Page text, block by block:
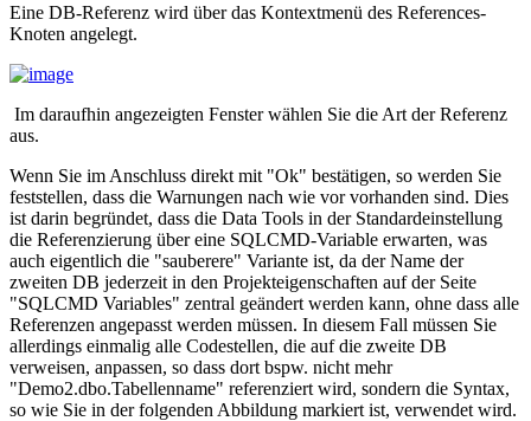
Eine DB-Referenz wird über das Kontextmenü des References-
Knoten angelegt.
Im daraufhin angezeigten Fenster wählen Sie die Art der Referenz
aus.
Wenn Sie im Anschluss direkt mit "Ok" bestätigen, so werden Sie
feststellen, dass die Warnungen nach wie vor vorhanden sind. Dies
ist darin begründet, dass die Data Tools in der Standardeinstellung
die Referenzierung über eine SQLCMD-Variable erwarten, was
auch eigentlich die "sauberere" Variante ist, da der Name der
zweiten DB jederzeit in den Projekteigenschaften auf der Seite
"SQLCMD Variables" zentral geändert werden kann, ohne dass alle
Referenzen angepasst werden müssen. In diesem Fall müssen Sie
allerdings einmalig alle Codestellen, die auf die zweite DB
verweisen, anpassen, so dass dort bspw. nicht mehr
"Demo2.dbo.Tabellenname" referenziert wird, sondern die Syntax,
so wie Sie in der folgenden Abbildung markiert ist, verwendet wird.